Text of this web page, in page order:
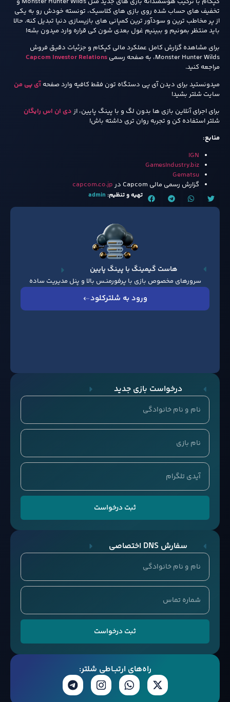
تخفیف‌ های حساب‌ شده روی بازی‌ های کلاسیک، تونسته خودش رو به یکی
از پر مخاطب‌ ترین و سودآور ترین کمپانی‌ های بازیسازی دنیا تبدیل کنه. حالا
باید منتظر بمونیم و ببینیم غول بعدی‌ شون کی قراره وارد میدون بشه!
برای مشاهده گزارش کامل عملکرد مالی کپکام و جزئیات دقیق فروش
Monster Hunter Wilds، به صفحه رسمی
Capcom Investor Relations
مراجعه کنید.
میدونستید برای دیدن آی پی دستگاه تون فقط کافیه وارد صفحه آی پی من
سایت شلتر بشید!
برای اجرای آنلاین بازی ها بدون لگ و با پینگ پایین، از دی ان اس رایگان
شلتر استفاده کن و تجربه روان تری داشته باش!
منابع:
IGN
GamesIndustry.biz
Gematsu
گزارش رسمی مالی Capcom در
capcom.co.jp
تهیه و تنظیم: admin
هاست گیمینگ با پینگ پایین
سرورهای مخصوص بازی با پرفورمنـس بالا و پنل مدیریت ساده
ورود به شلترکلود
درخواست بازی جدید
ثبت درخواست
سفارش DNS اختصاصی
ثبت درخواست
راه‌های ارتبــاطی شلتر: